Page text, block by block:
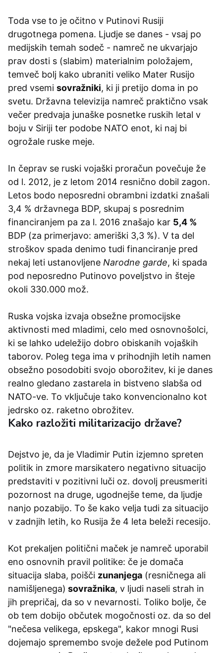
Toda vse to je očitno v Putinovi Rusiji
drugotnega pomena. Ljudje se danes - vsaj po
medijskih temah sodeč - namreč ne ukvarjajo
prav dosti s (slabim) materialnim položajem,
temveč bolj kako ubraniti veliko Mater Rusijo
pred vsemi sovražniki, ki ji pretijo doma in po
svetu. Državna televizija namreč praktično vsak
večer predvaja junaške posnetke ruskih letal v
boju v Siriji ter podobe NATO enot, ki naj bi
ogrožale ruske meje.
In čeprav se ruski vojaški proračun povečuje že
od l. 2012, je z letom 2014 resnično dobil zagon.
Letos bodo neposredni obrambni izdatki znašali
3,4 % državnega BDP, skupaj s posrednim
financiranjem pa za l. 2016 znašajo kar 5,4 %
BDP (za primerjavo: ameriški 3,3 %). V ta del
stroškov spada denimo tudi financiranje pred
nekaj leti ustanovljene Narodne garde, ki spada
pod neposredno Putinovo poveljstvo in šteje
okoli 330.000 mož.
Ruska vojska izvaja obsežne promocijske
aktivnosti med mladimi, celo med osnovnošolci,
ki se lahko udeležijo dobro obiskanih vojaških
taborov. Poleg tega ima v prihodnjih letih namen
obsežno posodobiti svojo oborožitev, ki je danes
realno gledano zastarela in bistveno slabša od
NATO-ve. To vključuje tako konvencionalno kot
jedrsko oz. raketno obrožitev.
Kako razložiti militarizacijo države?
Dejstvo je, da je Vladimir Putin izjemno spreten
politik in zmore marsikatero negativno situacijo
predstaviti v pozitivni luči oz. dovolj preusmeriti
pozornost na druge, ugodnejše teme, da ljudje
nanjo pozabijo. To še kako velja tudi za situacijo
v zadnjih letih, ko Rusija že 4 leta beleži recesijo.
Kot prekaljen politični maček je namreč uporabil
eno osnovnih pravil politike: če je domača
situacija slaba, poišči zunanjega (resničnega ali
namišljenega) sovražnika, v ljudi naseli strah in
jih prepričaj, da so v nevarnosti. Toliko bolje, če
ob tem dobijo občutek mogočnosti oz. da so del
"nečesa velikega, epskega", kakor mnogi Rusi
dojemajo spremembo svoje dežele pod Putinom